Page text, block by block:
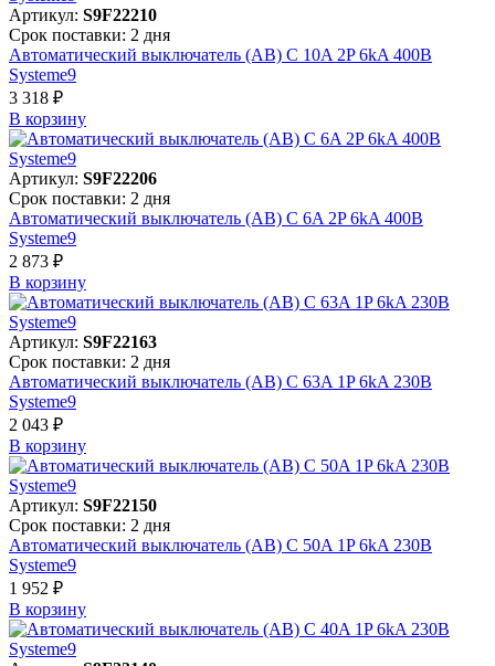
Артикул: S9F22210
Срок поставки: 2 дня
Автоматический выключатель (АВ) C 10A 2P 6kA 400В
Systeme9
3 318 ₽
В корзинy
Артикул: S9F22206
Срок поставки: 2 дня
Автоматический выключатель (АВ) C 6A 2P 6kA 400В
Systeme9
2 873 ₽
В корзинy
Артикул: S9F22163
Срок поставки: 2 дня
Автоматический выключатель (АВ) C 63A 1P 6kA 230В
Systeme9
2 043 ₽
В корзинy
Артикул: S9F22150
Срок поставки: 2 дня
Автоматический выключатель (АВ) C 50A 1P 6kA 230В
Systeme9
1 952 ₽
В корзинy